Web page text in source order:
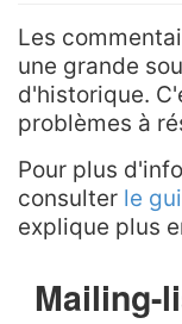
Les
une grande
d'historique.
problèmes à
Pour plus
consulter le
explique plus
Mailing-